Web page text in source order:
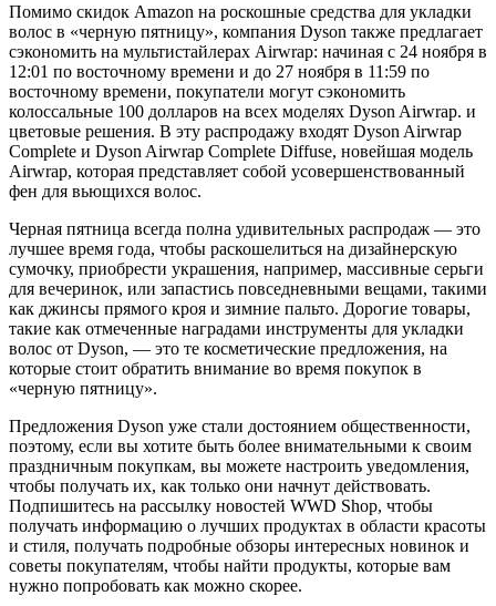
Помимо скидок Amazon на роскошные средства для укладки
волос в «черную пятницу», компания Dyson также предлагает
сэкономить на мультистайлерах Airwrap: начиная с 24 ноября в
12:01 по восточному времени и до 27 ноября в 11:59 по
восточному времени, покупатели могут сэкономить
колоссальные 100 долларов на всех моделях Dyson Airwrap. и
цветовые решения. В эту распродажу входят Dyson Airwrap
Complete и Dyson Airwrap Complete Diffuse, новейшая модель
Airwrap, которая представляет собой усовершенствованный
фен для вьющихся волос.
Черная пятница всегда полна удивительных распродаж — это
лучшее время года, чтобы раскошелиться на дизайнерскую
сумочку, приобрести украшения, например, массивные серьги
для вечеринок, или запастись повседневными вещами, такими
как джинсы прямого кроя и зимние пальто. Дорогие товары,
такие как отмеченные наградами инструменты для укладки
волос от Dyson, — это те косметические предложения, на
которые стоит обратить внимание во время покупок в
«черную пятницу».
Предложения Dyson уже стали достоянием общественности,
поэтому, если вы хотите быть более внимательными к своим
праздничным покупкам, вы можете настроить уведомления,
чтобы получать их, как только они начнут действовать.
Подпишитесь на рассылку новостей WWD Shop, чтобы
получать информацию о лучших продуктах в области красоты
и стиля, получать подробные обзоры интересных новинок и
советы покупателям, чтобы найти продукты, которые вам
нужно попробовать как можно скорее.